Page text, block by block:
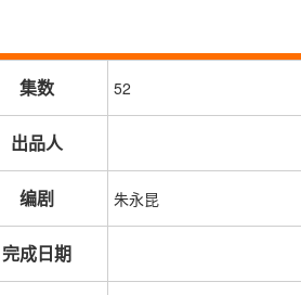
集数 52
出品人
编剧 朱永昆
完成日期